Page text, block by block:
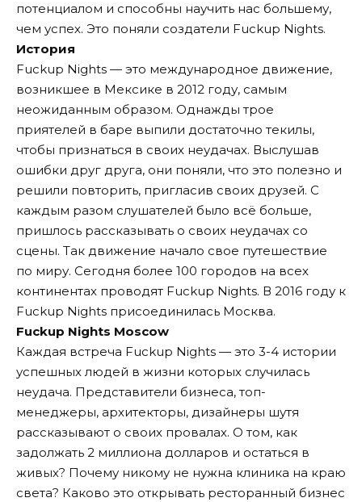
потенциалом и способны научить нас большему,
чем успех. Это поняли создатели Fuckup Nights.
История
Fuckup Nights — это международное движение,
возникшее в Мексике в 2012 году, самым
неожиданным образом. Однажды трое
приятелей в баре выпили достаточно текилы,
чтобы признаться в своих неудачах. Выслушав
ошибки друг друга, они поняли, что это полезно и
решили повторить, пригласив своих друзей. С
каждым разом слушателей было всё больше,
пришлось рассказывать о своих неудачах со
сцены. Так движение начало свое путешествие
по миру. Сегодня более 100 городов на всех
континентах проводят Fuckup Nights. В 2016 году к
Fuckup Nights присоединилась Москва.
Fuckup Nights Moscow
Каждая встреча Fuckup Nights — это 3-4 истории
успешных людей в жизни которых случилась
неудача. Представители бизнеса, топ-
менеджеры, архитекторы, дизайнеры шутя
рассказывают о своих провалах. О том, как
задолжать 2 миллиона долларов и остаться в
живых? Почему никому не нужна клиника на краю
света? Каково это открывать ресторанный бизнес